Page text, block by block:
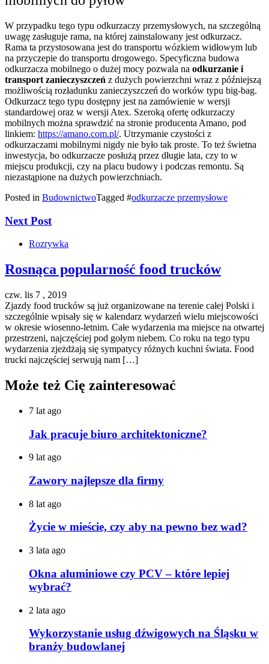
W przypadku tego typu odkurzaczy przemysłowych, na szczególną
uwagę zasługuje rama, na której zainstalowany jest odkurzacz.
Rama ta przystosowana jest do transportu wózkiem widłowym lub
na przyczepie do transportu drogowego. Specyficzna budowa
odkurzacza mobilnego o dużej mocy pozwala na odkurzanie i
transport zanieczyszczeń z dużych powierzchni wraz z późniejszą
możliwością rozładunku zanieczyszczeń do worków typu big-bag.
Odkurzacz tego typu dostępny jest na zamówienie w wersji
standardowej oraz w wersji Atex. Szeroką ofertę odkurzaczy
mobilnych można sprawdzić na stronie producenta Amano, pod
linkiem: https://amano.com.pl/. Utrzymanie czystości z
odkurzaczami mobilnymi nigdy nie było tak proste. To też świetna
inwestycja, bo odkurzacze posłużą przez długie lata, czy to w
miejscu produkcji, czy na placu budowy i podczas remontu. Są
niezastąpione na dużych powierzchniach.
Posted in BudownictwoTagged #odkurzacze przemysłowe
Next Post
Rozrywka
Rosnąca popularność food trucków
czw. lis 7 , 2019
Zjazdy food trucków są już organizowane na terenie całej Polski i
szczególnie wpisały się w kalendarz wydarzeń wielu miejscowości
w okresie wiosenno-letnim. Całe wydarzenia ma miejsce na otwartej
przestrzeni, najczęściej pod gołym niebem. Co roku na tego typu
wydarzenia zjeżdżają się sympatycy różnych kuchni świata. Food
trucki najczęściej serwują nam […]
Może też Cię zainteresować
7 lat ago
Jak pracuje biuro architektoniczne?
9 lat ago
Zawory najlepsze dla firmy
8 lat ago
Życie w mieście, czy aby na pewno bez wad?
3 lata ago
Okna aluminiowe czy PCV – które lepiej
wybrać?
2 lata ago
Wykorzystanie usług dźwigowych na Śląsku w
branży budowlanej